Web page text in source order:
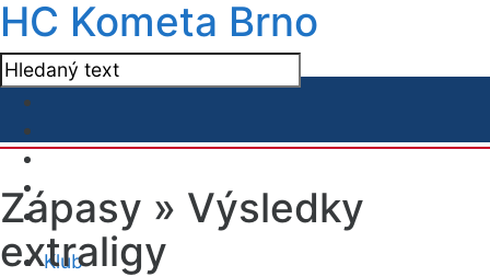
HC Kometa Brno
Klub
Zápasy » Výsledky
extraligy